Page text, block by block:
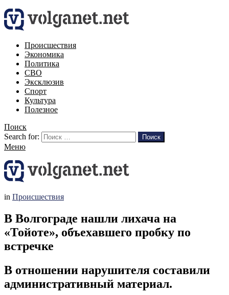
Происшествия
Экономика
Политика
СВО
Эксклюзив
Спорт
Культура
Полезное
Поиск
Search for:
Поиск
Меню
in Происшествия
В Волгограде нашли лихача на
«Тойоте», объехавшего пробку по
встречке
В отношении нарушителя составили
административный материал.